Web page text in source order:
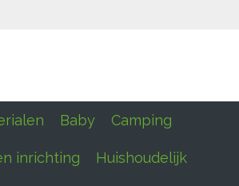
Baby Camping
inrichting Huishoudelijk